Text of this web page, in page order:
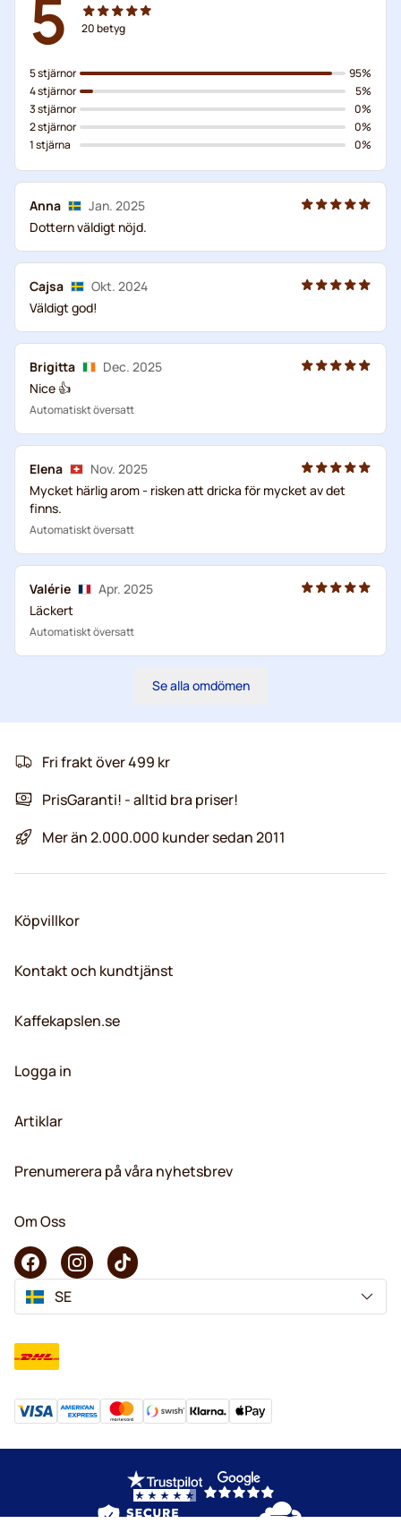
5 20betyg
5 stjärnor
4 stjärnor
3 stjärnor
2 stjärnor
1 stjärna
95%
5%
0%
0%
0%
Anna
Jan. 2025
Dottern väldigt nöjd.
Cajsa
Okt. 2024
Väldigt god!
Brigitta
Dec. 2025
Nice 👍
Automatiskt översatt
Elena
Nov. 2025
Mycket härlig arom - risken att dricka för mycket av det
finns.
Automatiskt översatt
Valérie
Apr. 2025
Läckert
Automatiskt översatt
Se alla omdömen
Fri frakt över 499 kr
PrisGaranti! - alltid bra priser!
Mer än 2.000.000 kunder sedan 2011
Köpvillkor
Kontakt och kundtjänst
Kaffekapslen.se
Logga in
Artiklar
Prenumerera på våra nyhetsbrev
Om Oss
SE